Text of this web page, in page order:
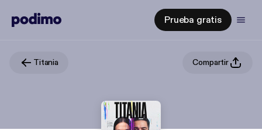
Prueba gratis
Titania Compartir